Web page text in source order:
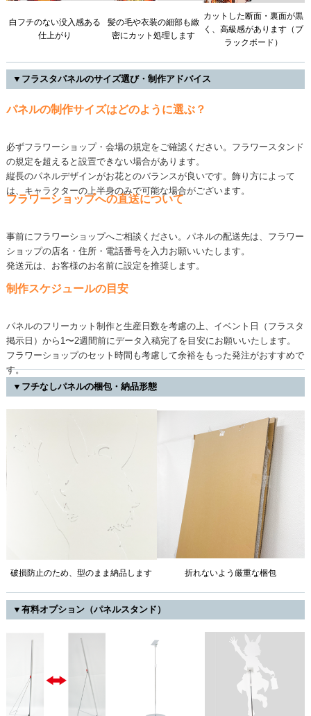
白フチのない没入感ある
仕上がり
髪の毛や衣装の細部も緻
密にカット処理します
カットした断面・裏面が黒
く、高級感があります（ブ
ラックボード）
▼フラスタパネルのサイズ選び・制作アドバイス
パネルの制作サイズはどのように選ぶ？
必ずフラワーショップ・会場の規定をご確認ください。フラワースタンド
の規定を超えると設置できない場合があります。
縦長のパネルデザインがお花とのバランスが良いです。飾り方によって
は、キャラクターの上半身のみで可能な場合がございます。
フラワーショップへの直送について
事前にフラワーショップへご相談ください。パネルの配送先は、フラワー
ショップの店名・住所・電話番号を入力お願いいたします。
発送元は、お客様のお名前に設定を推奨します。
制作スケジュールの目安
パネルのフリーカット制作と生産日数を考慮の上、イベント日（フラスタ
掲示日）から1〜2週間前にデータ入稿完了を目安にお願いいたします。
フラワーショップのセット時間も考慮して余裕をもった発注がおすすめで
す。
▼フチなしパネルの梱包・納品形態
破損防止のため、型のまま納品します 折れないよう厳重な梱包
▼有料オプション（パネルスタンド）